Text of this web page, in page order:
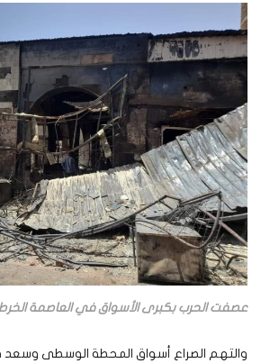
عصفت الحرب بكبرى الأسواق في العاصمة
والتهم الصراع أسواق المحطة الوسطى